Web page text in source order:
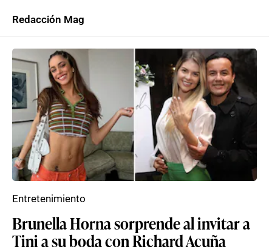
Redacción Mag
Brunella Horna sorprende al invitar a
Tini a su boda con Richard Acuña
Entretenimiento